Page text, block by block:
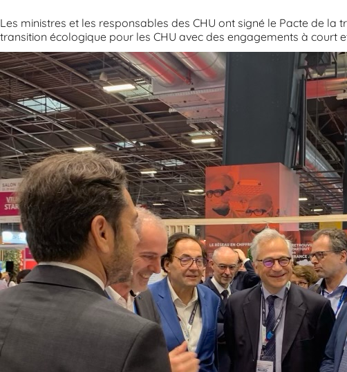
Les ministres et les responsables des CHU ont signé le Pacte de la
transition écologique pour les CHU avec des engagements à court